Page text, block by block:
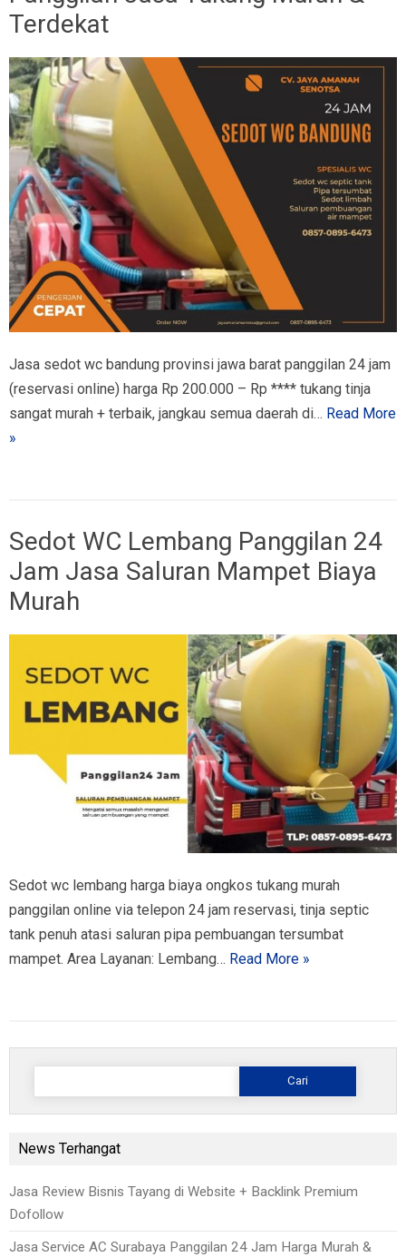
Terdekat
Jasa sedot wc bandung provinsi jawa barat panggilan 24 jam
(reservasi online) harga Rp 200.000 – Rp **** tukang tinja
sangat murah + terbaik, jangkau semua daerah di… Read More
»
Sedot WC Lembang Panggilan 24
Jam Jasa Saluran Mampet Biaya
Murah
Sedot wc lembang harga biaya ongkos tukang murah
panggilan online via telepon 24 jam reservasi, tinja septic
tank penuh atasi saluran pipa pembuangan tersumbat
mampet. Area Layanan: Lembang… Read More »
Cari
News Terhangat
Jasa Review Bisnis Tayang di Website + Backlink Premium
Dofollow
Jasa Service AC Surabaya Panggilan 24 Jam Harga Murah &